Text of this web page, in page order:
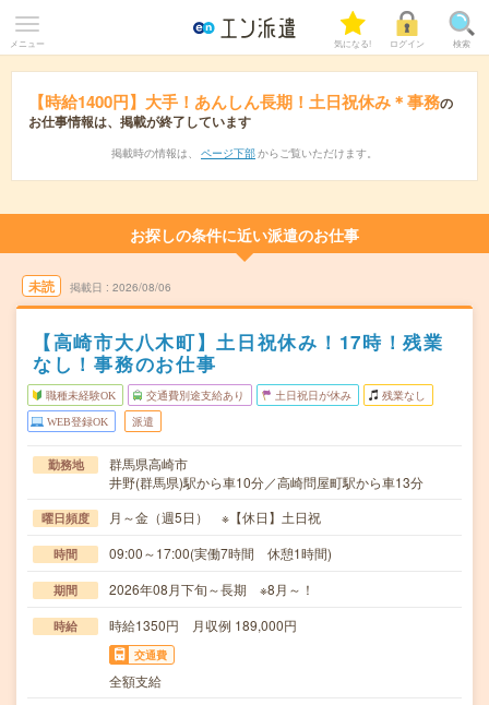
メニュー 気になる! ログイン 検索
【時給1400円】大手！あんしん長期！土日祝休み＊事務の
お仕事情報は、掲載が終了しています
掲載時の情報は、 ページ下部 からご覧いただけます。
お探しの条件に近い派遣のお仕事
未読 掲載日 2026/08/06
【高崎市大八木町】土日祝休み！17時！残業
なし！事務のお仕事
職種未経験OK 交通費別途支給あり 土日祝日が休み 残業なし
WEB登録OK 派遣
勤務地
群馬県高崎市
井野(群馬県)駅から車10分／高崎問屋町駅から車13分
曜日頻度 月～金（週5日） ※【休日】土日祝
時間 09:00～17:00(実働7時間 休憩1時間)
期間 2026年08月下旬～長期 ※8月～！
時給 時給1350円 月収例 189,000円
交通費
全額支給